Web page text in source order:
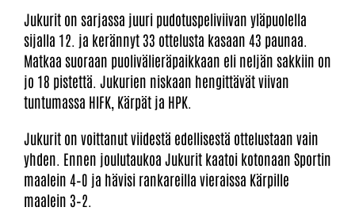
Jukurit on sarjassa juuri pudotuspeliviivan yläpuolella
sijalla 12. ja kerännyt 33 ottelusta kasaan 43 paunaa.
Matkaa suoraan puolivälieräpaikkaan eli neljän sakkiin on
jo 18 pistettä. Jukurien niskaan hengittävät viivan
tuntumassa HIFK, Kärpät ja HPK.
Jukurit on voittanut viidestä edellisestä ottelustaan vain
yhden. Ennen joulutaukoa Jukurit kaatoi kotonaan Sportin
maalein 4–0 ja hävisi rankareilla vieraissa Kärpille
maalein 3–2.